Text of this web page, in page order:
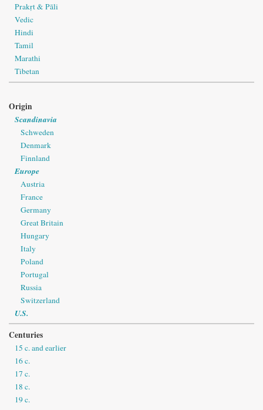
Prakṛt & Pāli
Vedic
Hindi
Tamil
Marathi
Tibetan
Origin
Scandinavia
Schweden
Denmark
Finnland
Europe
Austria
France
Germany
Great Britain
Hungary
Italy
Poland
Portugal
Russia
Switzerland
U.S.
Centuries
15 c. and earlier
16 c.
17 c.
18 c.
19 c.